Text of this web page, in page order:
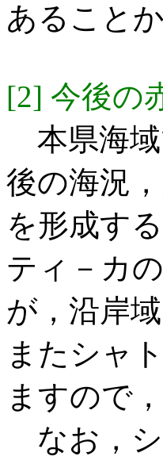
あることか
[2] 今後の
本県海域
後の海況
を形成す
ティ－カ
が，沿岸
またシャ
ますので
なお，